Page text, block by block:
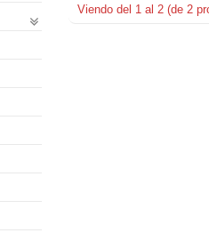
Viendo del 1 al 2 (de 2